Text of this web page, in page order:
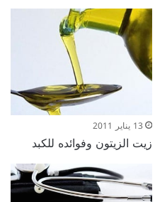
13 يناير 2011
زيت الزيتون وفوائده للكبد